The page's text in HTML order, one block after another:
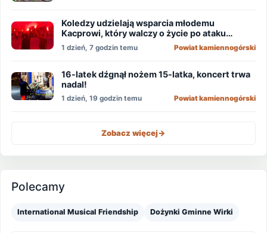
Koledzy udzielają wsparcia młodemu
Kacprowi, który walczy o życie po ataku
nożownika!
1 dzień, 7 godzin temu Powiat kamiennogórski
16-latek dźgnął nożem 15-latka, koncert trwa
nadal!
1 dzień, 19 godzin temu Powiat kamiennogórski
Zobacz więcej->
Polecamy
International Musical Friendship Dożynki Gminne Wirki